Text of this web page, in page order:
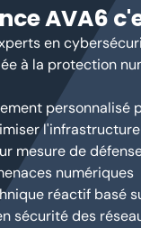
AVA6
en
à la protection
personnalisé
mesure de
numériques
réactif basé
sécurité des